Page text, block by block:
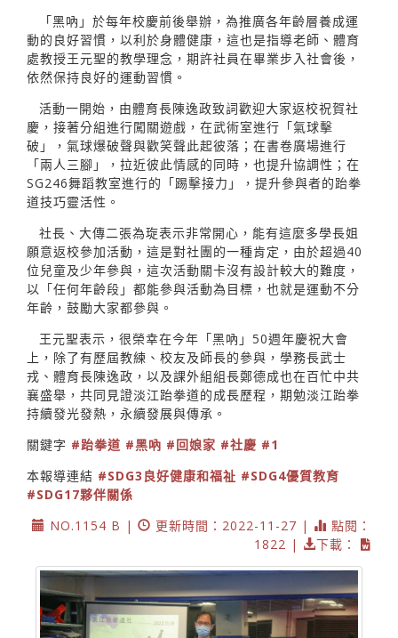
「黑吶」於每年校慶前後舉辦，為推廣各年齡層養成運
動的良好習慣，以利於身體健康，這也是指導老師、體育
處教授王元聖的教學理念，期許社員在畢業步入社會後，
依然保持良好的運動習慣。
活動一開始，由體育長陳逸政致詞歡迎大家返校祝賀社
慶，接著分組進行闖關遊戲，在武術室進行「氣球擊
破」，氣球爆破聲與歡笑聲此起彼落；在書卷廣場進行
「兩人三腳」，拉近彼此情感的同時，也提升協調性；在
SG246舞蹈教室進行的「踢擊接力」，提升參與者的跆拳
道技巧靈活性。
社長、大傳二張為琁表示非常開心，能有這麼多學長姐
願意返校參加活動，這是對社團的一種肯定，由於超過40
位兒童及少年參與，這次活動關卡沒有設計較大的難度，
以「任何年齡段」都能參與活動為目標，也就是運動不分
年齡，鼓勵大家都參與。
王元聖表示，很榮幸在今年「黑吶」50週年慶祝大會
上，除了有歷屆教練、校友及師長的參與，學務長武士
戎、體育長陳逸政，以及課外組組長鄭德成也在百忙中共
襄盛舉，共同見證淡江跆拳道的成長歷程，期勉淡江跆拳
持續發光發熱，永續發展與傳承。
關鍵字 #跆拳道 #黑吶 #回娘家 #社慶 #1
本報導連結 #SDG3良好健康和福祉 #SDG4優質教育
#SDG17夥伴關係
NO.1154 B |
更新時間：2022-11-27 |
點閱：
1822 |
下載：